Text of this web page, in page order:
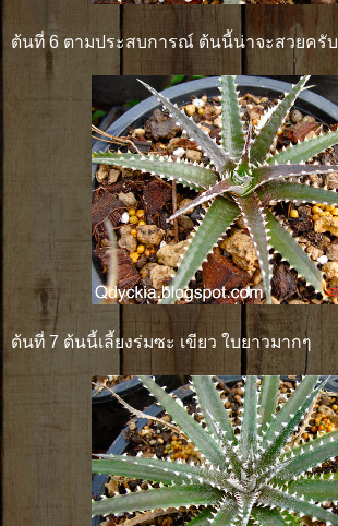
ต้นที่ 6 ตามประสบการณ์ ต้นนี้น่าจะสวยครับ
ต้นที่ 7 ต้นนี้เลี้ยงร่มซะ เขียว ใบยาวมากๆ